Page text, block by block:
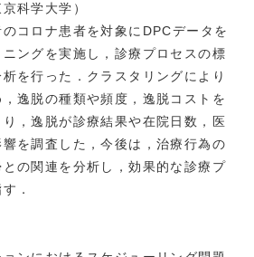
科学大学）
コロナ患者を対象にDPCデータを
ングを実施し，診療プロセスの標
を行った．クラスタリングにより
逸脱の種類や頻度，逸脱コストを
，逸脱が診療結果や在院日数，医
を調査した，今後は，治療行為の
の関連を分析し，効果的な診療プ
．